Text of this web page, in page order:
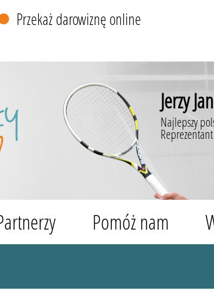
Przekaż darowiznę online
Jerzy
Najlepszy
Pomóż nam